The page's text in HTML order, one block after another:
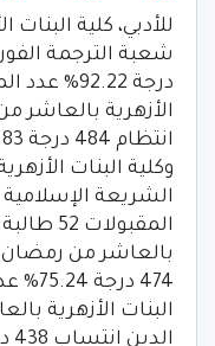
للأدبي، كلية
الأزهرية
وكلية البنات
بالعاشر من رمضان
البنات الأزهرية